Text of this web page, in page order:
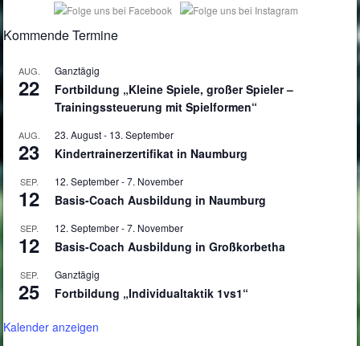
Kommende Termine
AUG.
22
Ganztägig
Fortbildung „Kleine Spiele, großer Spieler –
Trainingssteuerung mit Spielformen“
AUG.
23
23. August- 13. September
Kindertrainerzertifikat in Naumburg
SEP.
12
12. September-7. November
Basis-Coach Ausbildung in Naumburg
SEP.
12
12. September-7. November
Basis-Coach Ausbildung in Großkorbetha
SEP.
25
Ganztägig
Fortbildung „Individualtaktik 1vs1“
Kalender anzeigen